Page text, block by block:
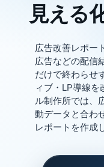
見える
広告改善レポー
広告などの配信
だけで終わらせ
ィブ・LP導線
ル制作所では、
動データと合わ
レポートを作成